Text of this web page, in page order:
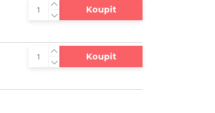
Koupit
Koupit